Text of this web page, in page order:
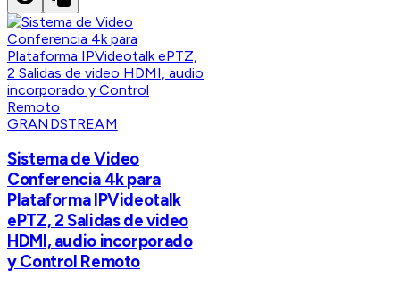
GRANDSTREAM
Sistema de Video
Conferencia 4k para
Plataforma IPVideotalk
ePTZ, 2 Salidas de video
HDMI, audio incorporado
y Control Remoto